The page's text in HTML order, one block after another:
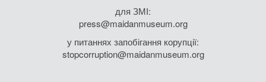
для ЗМІ:
press@maidanmuseum.org
у питаннях запобігання корупції:
stopcorruption@maidanmuseum.org